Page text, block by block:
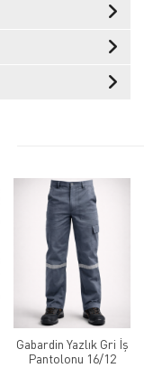
Gabardin Yazlık Gri İş
Pantolonu 16/12